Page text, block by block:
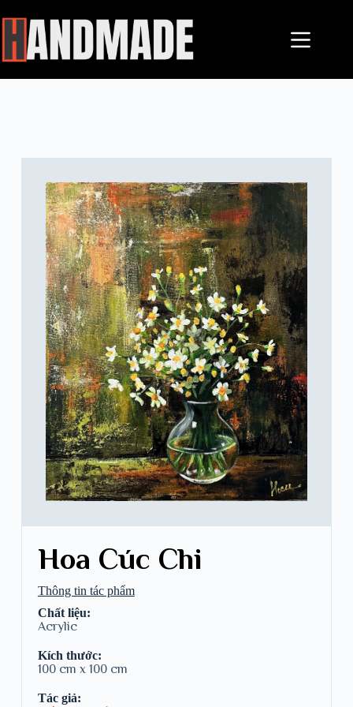
Hoa Cúc Chi
Thông tin tác phẩm
Chất liệu:
Acrylic
Kích thước:
100 cm x 100 cm
Tác giả: